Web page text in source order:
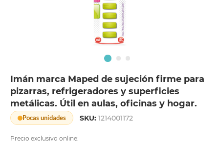
Imán marca Maped de sujeción firme para
pizarras, refrigeradores y superficies
metálicas. Útil en aulas, oficinas y hogar.
Pocas unidades SKU:1214001172
Precio exclusivo online: